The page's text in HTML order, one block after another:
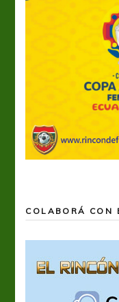
COLABORÁ CON